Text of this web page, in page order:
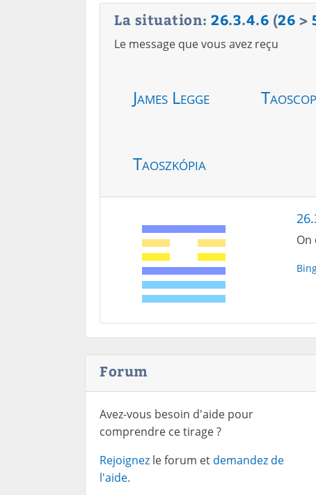
La situation: 26.3.4.6 (26 >
Le message que vous avez reçu
James Legge
Taoszkópia
On
Forum
Avez-vous besoin d'aide pour
comprendre ce tirage ?
Rejoignez le forum et demandez de
l'aide.